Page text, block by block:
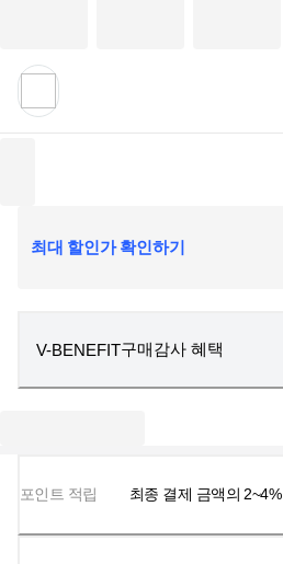
최대 할인가 확인하기
V-BENEFIT구매감사 혜택
포인트 적립 최종 결제 금액의 2~4%